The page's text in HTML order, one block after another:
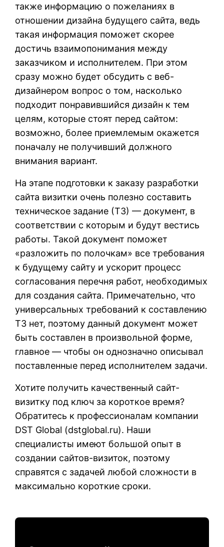
также информацию о пожеланиях в
отношении дизайна будущего сайта, ведь
такая информация поможет скорее
достичь взаимопонимания между
заказчиком и исполнителем. При этом
сразу можно будет обсудить с веб-
дизайнером вопрос о том, насколько
подходит понравившийся дизайн к тем
целям, которые стоят перед сайтом:
возможно, более приемлемым окажется
поначалу не получивший должного
внимания вариант.
На этапе подготовки к заказу разработки
сайта визитки очень полезно составить
техническое задание (ТЗ) — документ, в
соответствии с которым и будут вестись
работы. Такой документ поможет
«разложить по полочкам» все требования
к будущему сайту и ускорит процесс
согласования перечня работ, необходимых
для создания сайта. Примечательно, что
универсальных требований к составлению
ТЗ нет, поэтому данный документ может
быть составлен в произвольной форме,
главное — чтобы он однозначно описывал
поставленные перед исполнителем задачи.
Хотите получить качественный сайт-
визитку под ключ за короткое время?
Обратитесь к профессионалам компании
DST Global (dstglobal.ru). Наши
специалисты имеют большой опыт в
создании сайтов-визиток, поэтому
справятся с задачей любой сложности в
максимально короткие сроки.